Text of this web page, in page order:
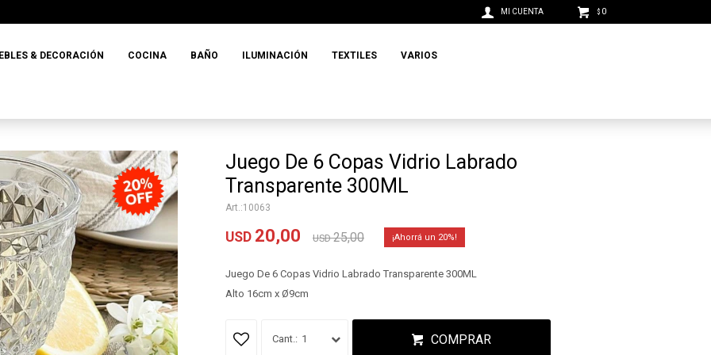
& DECORACIÓN COCINA BAÑO ILUMINACIÓN TEXTILES VARIOS
$ 0
Juego De 6 Copas Vidrio Labrado
Transparente 300ML
10063
USD 20,00 USD 25,00 20
Juego De 6 Copas Vidrio Labrado Transparente 300ML
Alto 16cm x Ø9cm
1 COMPRAR